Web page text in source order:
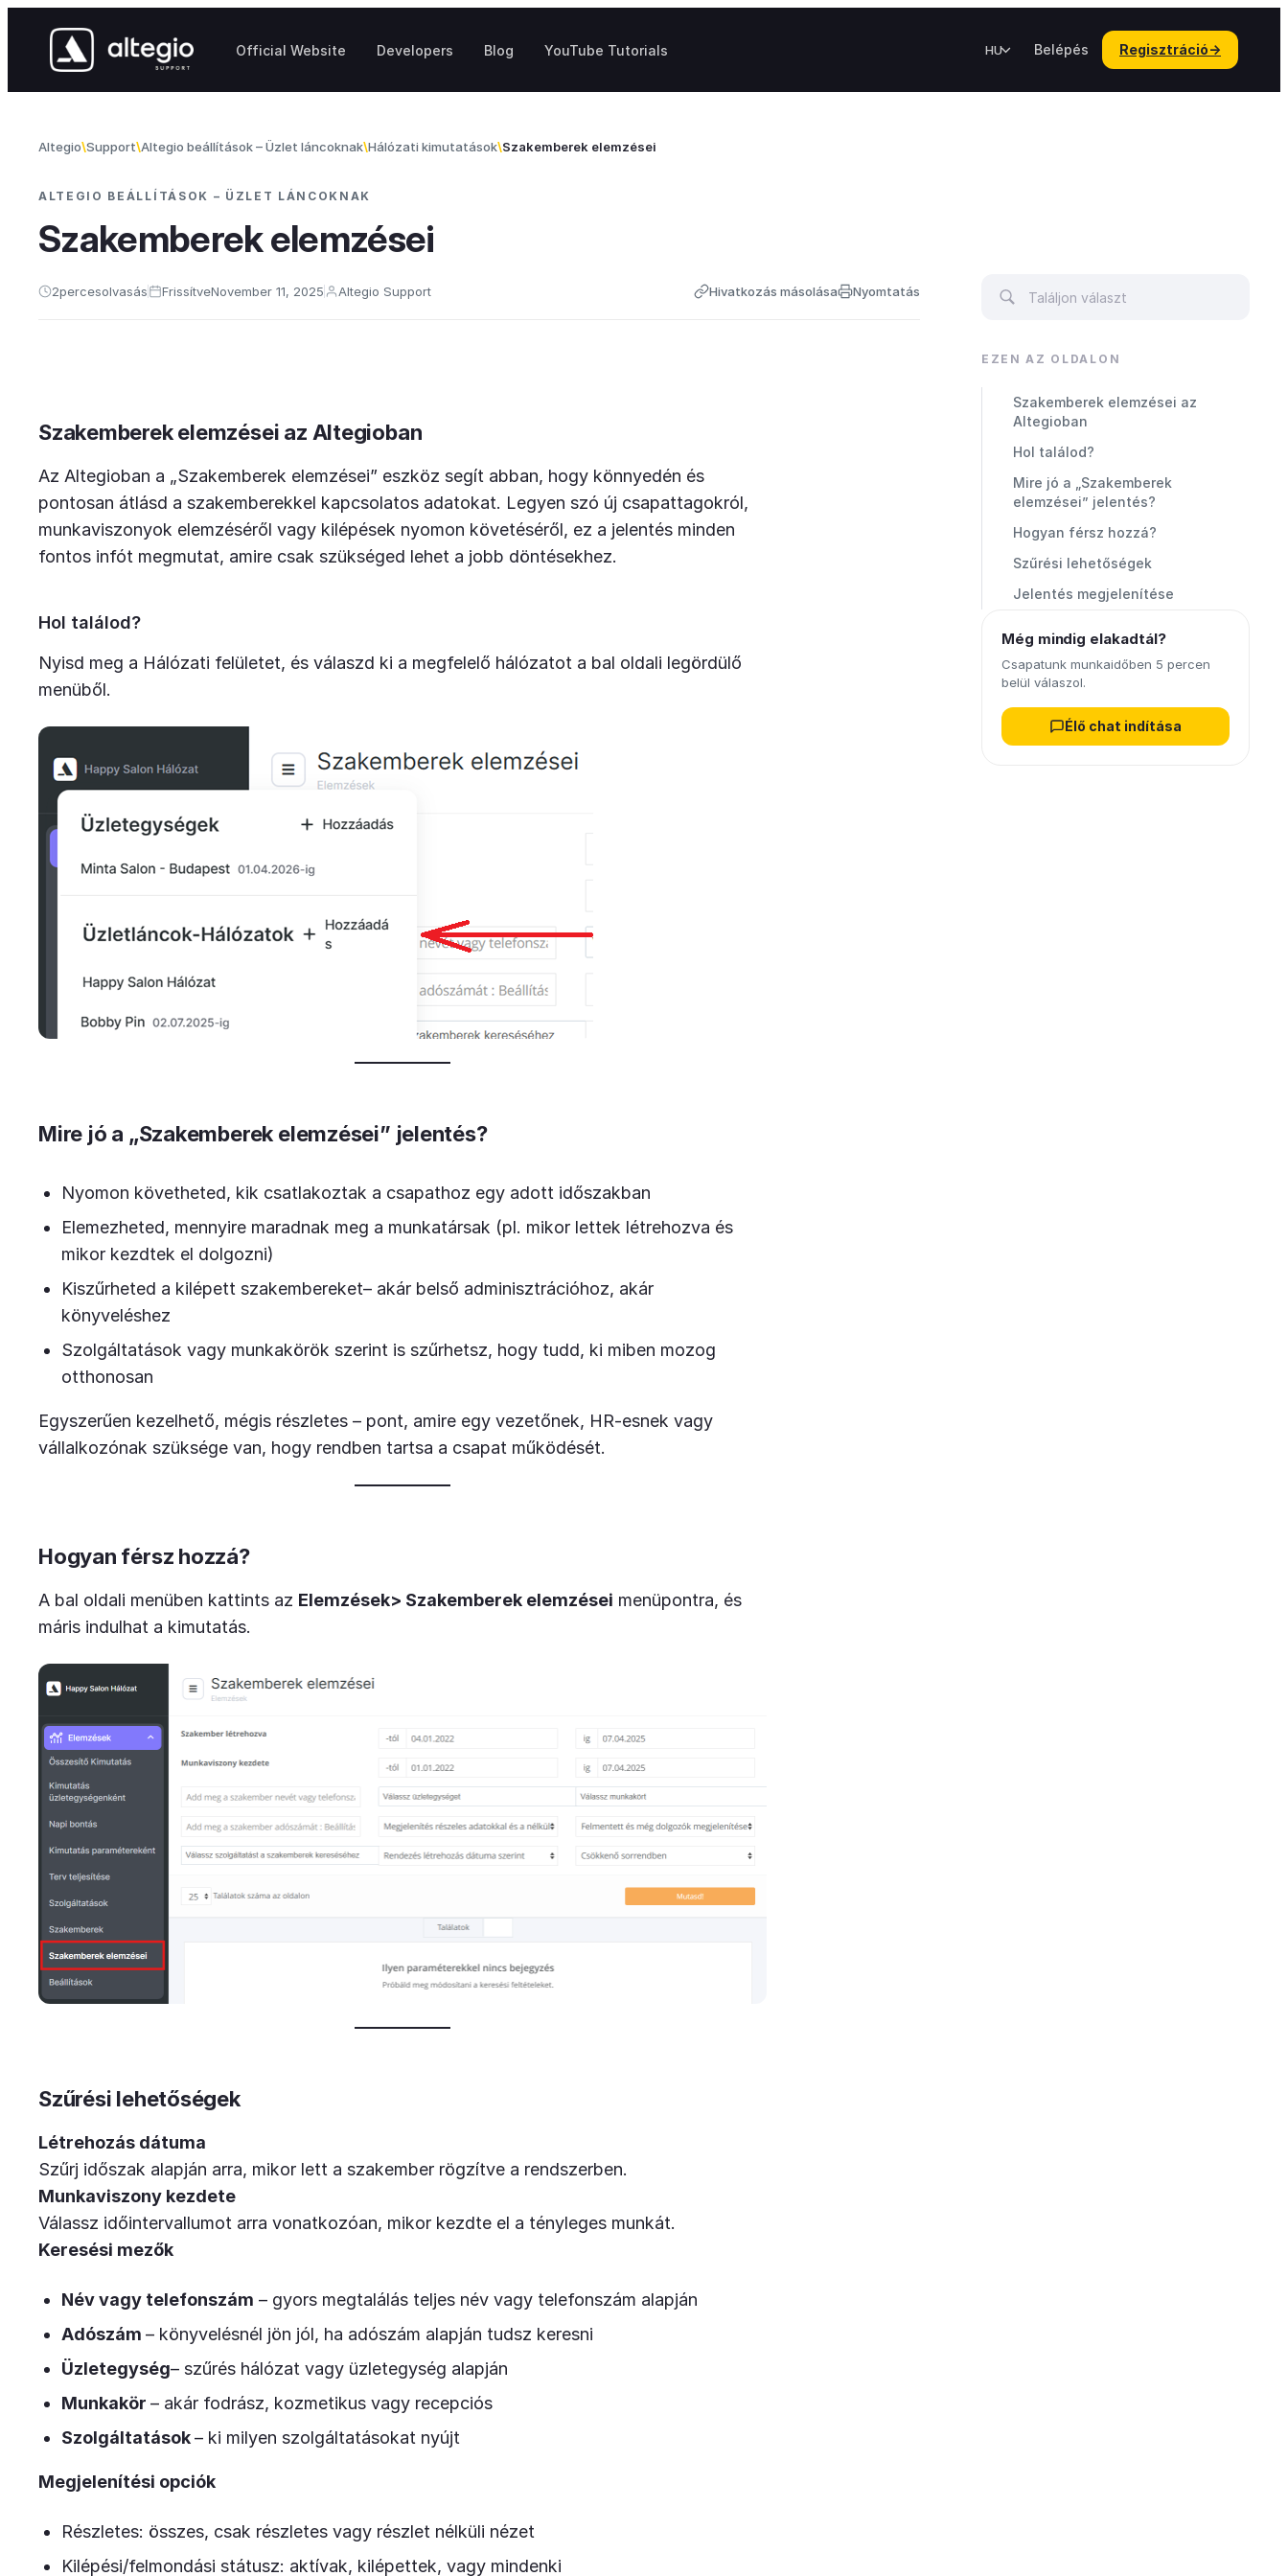
Official Website Developers Blog YouTube Tutorials HU Belépés Regisztráció→
Altegio Support Altegio beállítások – Üzlet láncoknak Hálózati kimutatások Szakemberek elemzései
ALTEGIO BEÁLLÍTÁSOK – ÜZLET LÁNCOKNAK
Szakemberek elemzései
2percesolvasás FrissítveNovember 11, 2025 Altegio Support Hivatkozás másolása Nyomtatás
Szakemberek elemzései az Altegioban
Az Altegioban a „Szakemberek elemzései” eszköz segít abban, hogy könnyedén és
pontosan átlásd a szakemberekkel kapcsolatos adatokat. Legyen szó új csapattagokról,
munkaviszonyok elemzéséről vagy kilépések nyomon követéséről, ez a jelentés minden
fontos infót megmutat, amire csak szükséged lehet a jobb döntésekhez.
Hol találod?
Nyisd meg a Hálózati felületet, és válaszd ki a megfelelő hálózatot a bal oldali legördülő
menüből.
Mire jó a „Szakemberek elemzései” jelentés?
Nyomon követheted, kik csatlakoztak a csapathoz egy adott időszakban
Elemezheted, mennyire maradnak meg a munkatársak (pl. mikor lettek létrehozva és
mikor kezdtek el dolgozni)
Kiszűrheted a kilépett szakembereket– akár belső adminisztrációhoz, akár
könyveléshez
Szolgáltatások vagy munkakörök szerint is szűrhetsz, hogy tudd, ki miben mozog
otthonosan
Egyszerűen kezelhető, mégis részletes – pont, amire egy vezetőnek, HR-esnek vagy
vállalkozónak szüksége van, hogy rendben tartsa a csapat működését.
Hogyan férsz hozzá?
A bal oldali menüben kattints az Elemzések> Szakemberek elemzései menüpontra, és
máris indulhat a kimutatás.
Szűrési lehetőségek
Létrehozás dátuma
Szűrj időszak alapján arra, mikor lett a szakember rögzítve a rendszerben.
Munkaviszony kezdete
Válassz időintervallumot arra vonatkozóan, mikor kezdte el a tényleges munkát.
Keresési mezők
Név vagy telefonszám – gyors megtalálás teljes név vagy telefonszám alapján
Adószám – könyvelésnél jön jól, ha adószám alapján tudsz keresni
Üzletegység– szűrés hálózat vagy üzletegység alapján
Munkakör – akár fodrász, kozmetikus vagy recepciós
Szolgáltatások– ki milyen szolgáltatásokat nyújt
Megjelenítési opciók
Részletes: összes, csak részletes vagy részlet nélküli nézet
Kilépési/felmondási státusz: aktívak, kilépettek, vagy mindenki
EZEN AZ OLDALON
Szakemberek elemzései az
Altegioban
Hol találod?
Mire jó a „Szakemberek
elemzései” jelentés?
Hogyan férsz hozzá?
Szűrési lehetőségek
Jelentés megjelenítése
Még mindig elakadtál?
Csapatunk munkaidőben 5 percen
belül válaszol.
Élő chat indítása